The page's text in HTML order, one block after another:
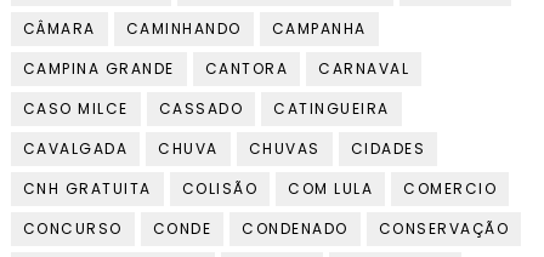
CÂMARA
CAMINHANDO
CAMPANHA
CAMPINA GRANDE
CANTORA
CARNAVAL
CASO MILCE
CASSADO
CATINGUEIRA
CAVALGADA
CHUVA CHUVAS
CIDADES
CNH GRATUITA
COLISÃO COM LULA
COMERCIO
CONCURSO
CONDE CONDENADO
CONSERVAÇÃO